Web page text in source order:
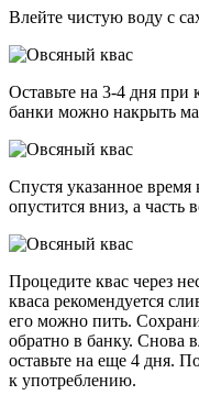
Влейте чистую воду с
Оставьте на 3-4 дня
банки можно накрыть
Спустя указанное время
опустится вниз, а часть
Процедите квас через
кваса рекомендуется
его можно пить.
обратно в банку. Снова
оставьте на еще 4 дня.
к употреблению.